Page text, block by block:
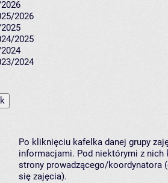
2026
2025
2024
Po kliknięciu kafelka danej grupy
informacjami. Pod niektórymi z nich
strony prowadzącego/koordynatora
się zajęcia).